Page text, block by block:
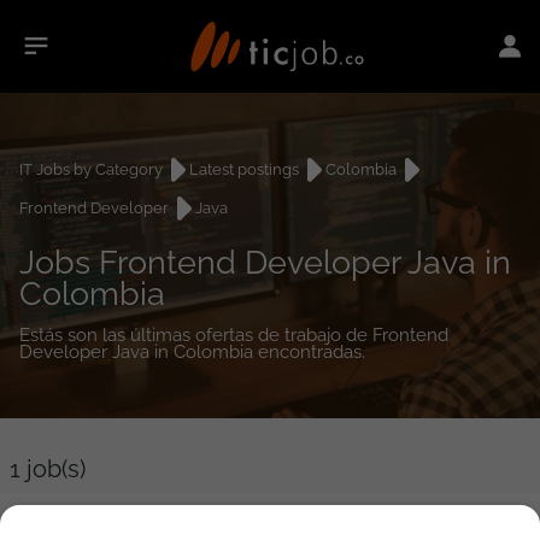
IT Jobs by Category Latest postings
Colombia
Frontend Developer
Java
Jobs Frontend Developer Java in
Colombia
Estás son las últimas ofertas de trabajo de Frontend
Developer Java in Colombia encontradas.
1 job(s)